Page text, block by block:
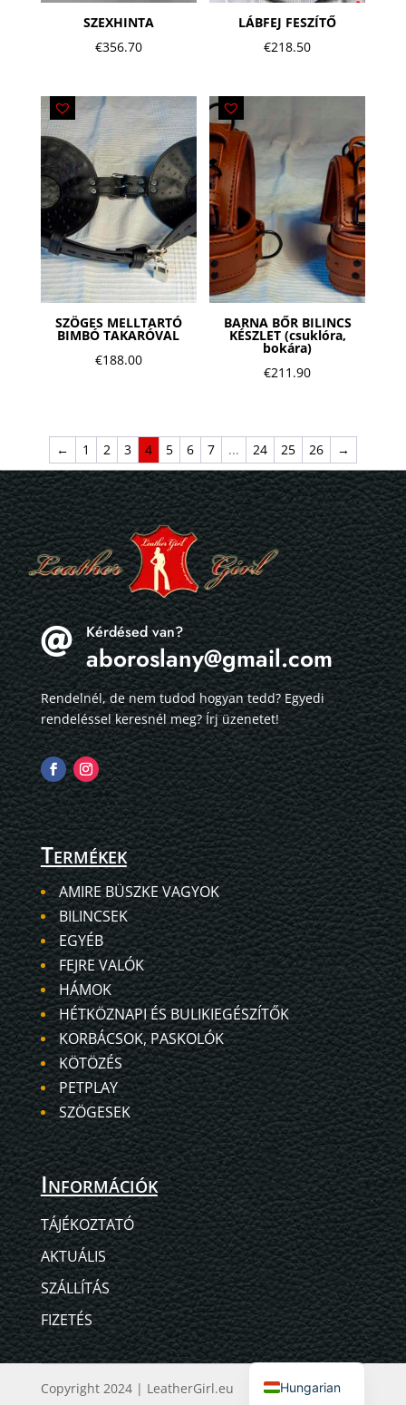
SZEXHINTA
€356.70
LÁBFEJ FESZÍTŐ
€218.50
SZÖGES MELLTARTÓ
BIMBÓ TAKARÓVAL
€188.00
BARNA BŐR BILINCS
KÉSZLET (csuklóra,
bokára)
€211.90
← 1 2 3 4 5 6 7 ... 24 25 26 →
 Kérdésed van?
aboroslany@gmail.com
Rendelnél, de nem tudod hogyan tedd? Egyedi
rendeléssel keresnél meg? Írj üzenetet!
Termékek
AMIRE BÜSZKE VAGYOK
BILINCSEK
EGYÉB
FEJRE VALÓK
HÁMOK
HÉTKÖZNAPI ÉS BULIKIEGÉSZÍTŐK
KORBÁCSOK, PASKOLÓK
KÖTÖZÉS
PETPLAY
SZÖGESEK
Információk
TÁJÉKOZTATÓ
AKTUÁLIS
SZÁLLÍTÁS
FIZETÉS
Copyright 2024 | LeatherGirl.eu Hungarian
English